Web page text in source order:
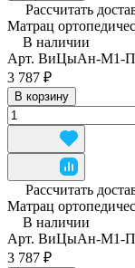
Рассчитать
Матрац
В наличии
Арт. ВиЦыАн-М1-
3 787 ₽
В корзину
Рассчитать
Матрац
В наличии
Арт. ВиЦыАн-М1-
3 787 ₽